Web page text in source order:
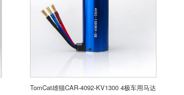
TomCat雄猫CAR-4092-KV1300 4极车用马达